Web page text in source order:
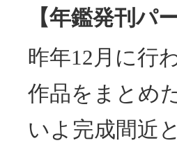
【年鑑発刊パ
昨年12月に行
作品をまとめ
いよ完成間近